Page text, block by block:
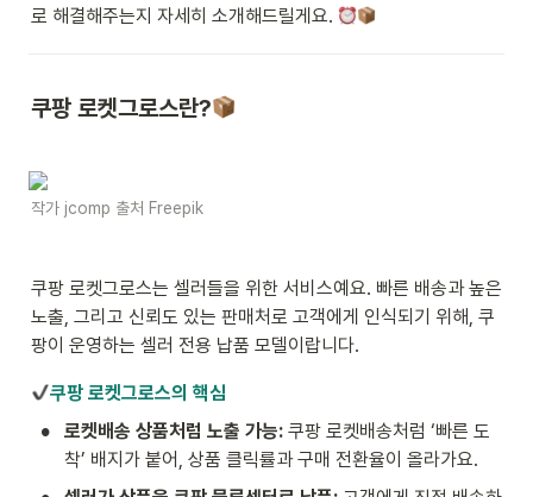
로 해결해주는지 자세히 소개해드릴게요.
쿠팡 로켓그로스란?
작가 jcomp 출처 Freepik
쿠팡 로켓그로스는 셀러들을 위한 서비스예요. 빠른 배송과 높은
노출, 그리고 신뢰도 있는 판매처로 고객에게 인식되기 위해, 쿠
팡이 운영하는 셀러 전용 납품 모델이랍니다.
쿠팡 로켓그로스의 핵심
• 로켓배송 상품처럼 노출 가능: 쿠팡 로켓배송처럼 ‘빠른 도
착’ 배지가 붙어, 상품 클릭률과 구매 전환율이 올라가요.